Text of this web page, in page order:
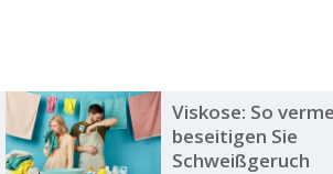
Viskose: So
beseitigen Sie
Schweißgeruch